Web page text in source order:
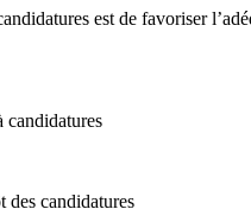
est de favoriser
candidatures
des candidatures